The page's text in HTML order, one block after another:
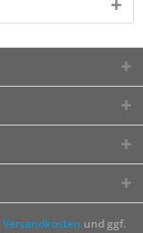
Versandkosten und ggf.